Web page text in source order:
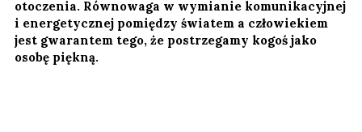
otoczenia. Równowaga w wymianie komunikacyjnej
i energetycznej pomiędzy światem a człowiekiem
jest gwarantem tego, że postrzegamy kogoś jako
osobę piękną.